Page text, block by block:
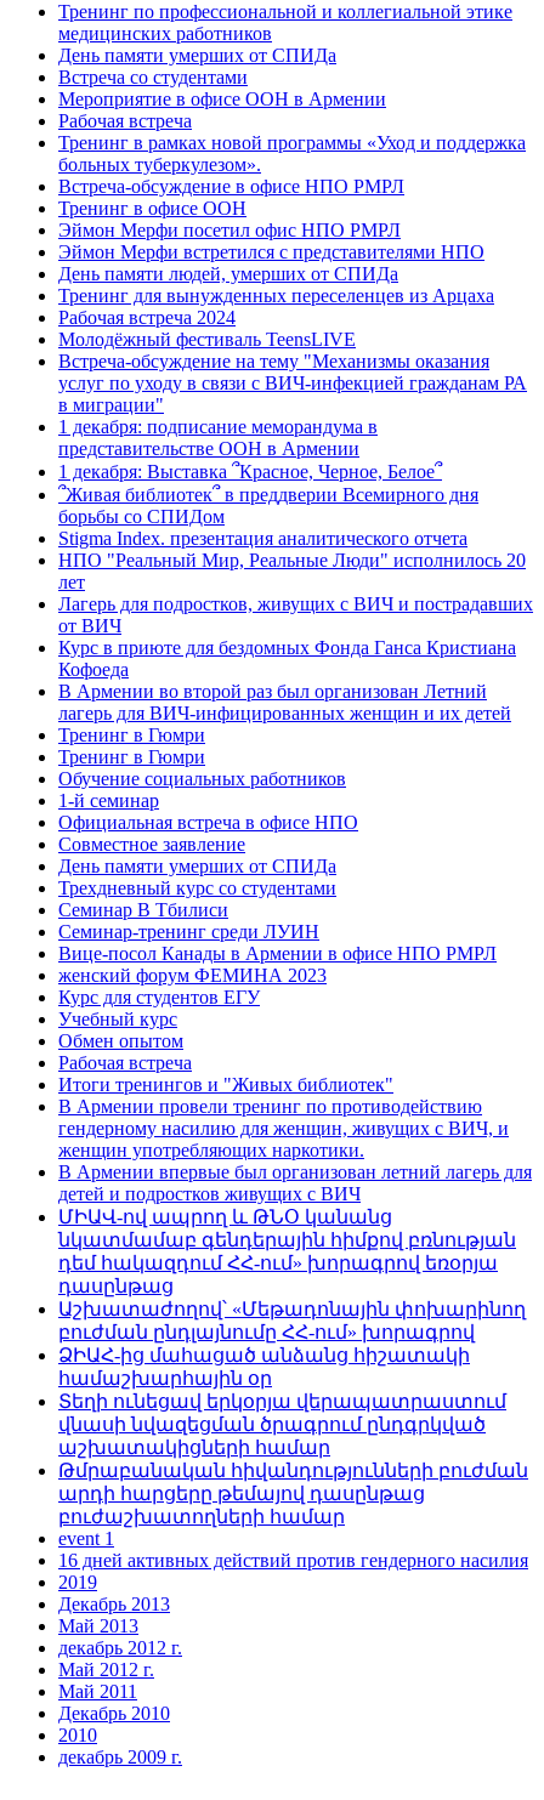
Тренинг по профессиональной и коллегиальной этике
медицинских работников
День памяти умерших от СПИДа
Встреча со студентами
Мероприятие в офисе ООН в Армении
Рабочая встреча
Тренинг в рамках новой программы «Уход и поддержка
больных туберкулезом».
Встреча-обсуждение в офисе НПО РМРЛ
Тренинг в офисе ООН
Эймон Мерфи посетил офис НПО РМРЛ
Эймон Мерфи встретился с представителями НПО
День памяти людей, умерших от СПИДа
Тренинг для вынужденных переселенцев из Арцаха
Рабочая встреча 2024
Молодёжный фестиваль TeensLIVE
Встреча-обсуждение на тему "Механизмы оказания
услуг по уходу в связи с ВИЧ-инфекцией гражданам РА
в миграции"
1 декабря: подписание меморандума в
представительстве ООН в Армении
1 декабря: Выставка ՞Красное, Черное, Белое՞
՞Живая библиотек՞ в преддверии Всемирного дня
борьбы со СПИДом
Stigma Index. презентация аналитического отчета
НПО "Реальный Мир, Реальные Люди" исполнилось 20
лет
Лагерь для подростков, живущих с ВИЧ и пострадавших
от ВИЧ
Курс в приюте для бездомных Фонда Ганса Кристиана
Кофоеда
В Армении во второй раз был организован Летний
лагерь для ВИЧ-инфицированных женщин и их детей
Тренинг в Гюмри
Тренинг в Гюмри
Обучение социальных работников
1-й семинар
Официальная встреча в офисе НПО
Совместное заявление
День памяти умерших от СПИДа
Трехдневный курс со студентами
Семинар В Тбилиси
Семинар-тренинг среди ЛУИН
Вице-посол Канады в Армении в офисе НПО РМРЛ
женский форум ФЕМИНА 2023
Курс для студентов ЕГУ
Учебный курс
Обмен опытом
Рабочая встреча
Итоги тренингов и "Живых библиотек"
В Армении провели тренинг по противодействию
гендерному насилию для женщин, живущих с ВИЧ, и
женщин употребляющих наркотики.
В Армении впервые был организован летний лагерь для
детей и подростков живущих с ВИЧ
ՄԻԱՎ-ով ապրող և ԹՆՕ կանանց
նկատմամաբ գենդերային հիմքով բռնության
դեմ հակազդում ՀՀ-ում» խորագրով եռօրյա
դասընթաց
Աշխատաժողով՝ «Մեթադոնային փոխարինող
բուժման ընդլայնումը ՀՀ-ում» խորագրով
ՁԻԱՀ-ից մահացած անձանց հիշատակի
համաշխարհային օր
Տեղի ունեցավ երկօրյա վերապատրաստում
վնասի նվազեցման ծրագրում ընդգրկված
աշխատակիցների համար
Թմրաբանական հիվանդությունների բուժման
արդի հարցերը թեմայով դասընթաց
բուժաշխատողների համար
event 1
16 дней активных действий против гендерного насилия
2019
Декабрь 2013
Май 2013
декабрь 2012 г.
Май 2012 г.
Май 2011
Декабрь 2010
2010
декабрь 2009 г.